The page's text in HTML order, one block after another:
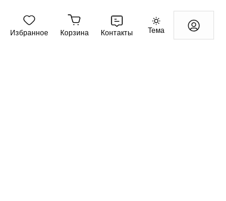
Избранное Корзина Контакты Тема